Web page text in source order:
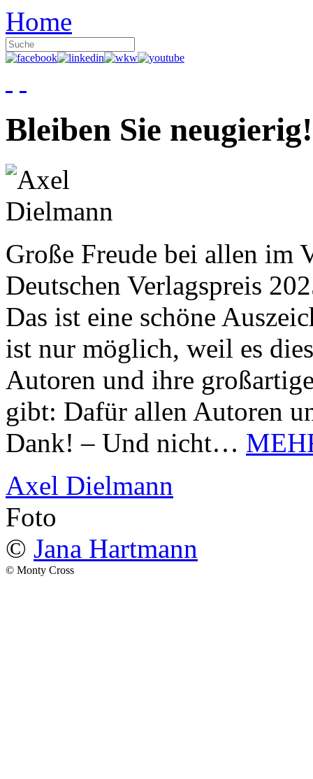
Home
Bleiben Sie neugierig!
Große Freude bei allen im
Deutschen Verlagspreis
Das ist eine schöne
ist nur möglich, weil es
Autoren und ihre
gibt: Dafür allen Autoren
Dank! – Und nicht…
Axel Dielmann
Foto
© Jana Hartmann
© Monty Cross